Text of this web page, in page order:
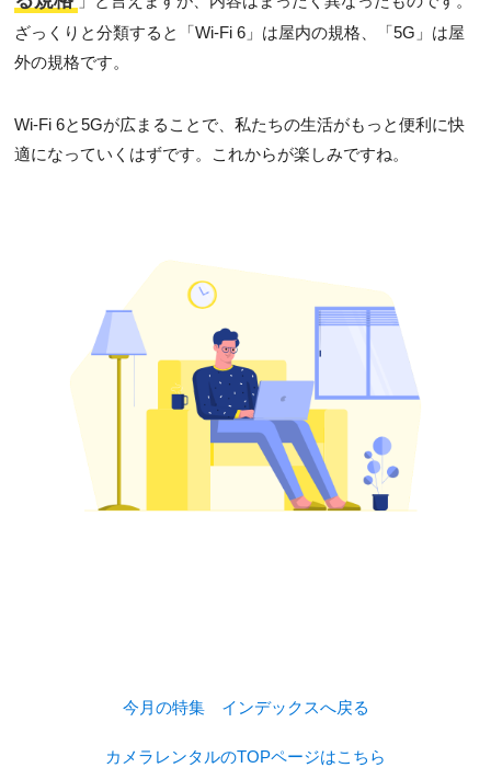
ざっくりと分類すると「Wi-Fi 6」は屋内の規格、「5G」は屋
外の規格です。
Wi-Fi 6と5Gが広まることで、私たちの生活がもっと便利に快
適になっていくはずです。これからが楽しみですね。
今月の特集 インデックスへ戻る
カメラレンタルのTOPページはこちら